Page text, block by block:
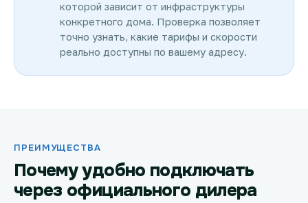
которой зависит от инфраструктуры
конкретного дома. Проверка позволяет
точно узнать, какие тарифы и скорости
реально доступны по вашему адресу.
ПРЕИМУЩЕСТВА
Почему удобно подключать
через официального дилера